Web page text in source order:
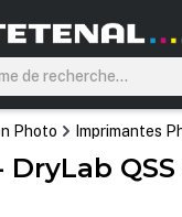
Photo Imprimantes
DryLab